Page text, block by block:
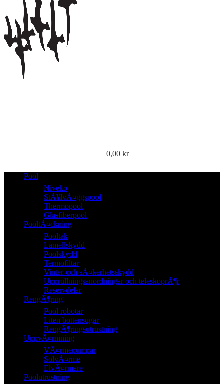
0,00 kr
Pool
Niveko
StÃ¥lvÃ¤ggspool
Thermopool
Glasfiberpool
PooltÃ¤ckning
Pooltak
Lamellskydd
Poolskydd
Termofiltar
Vinter-och sÃ¤kerhetsskydd
Upprullningsanordningar och teleskoprÃ¶r
Reservdelar
RengÃ¶ring
Pool robotar
Liten bottensugar
RengÃ¶ringsutrustning
UppvÃ¤rmning
VÃ¤rmepumpar
SolvÃ¤rme
ElvÃ¤rmare
Poolutrustning